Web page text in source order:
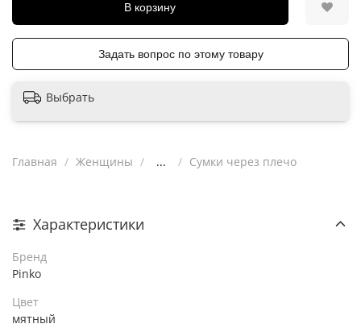
В корзину
Задать вопрос по этому товару
Выбрать
Главная Женщины ... Сумки через плечо
Характеристики
Бренд
Pinko
Цвет
мятный